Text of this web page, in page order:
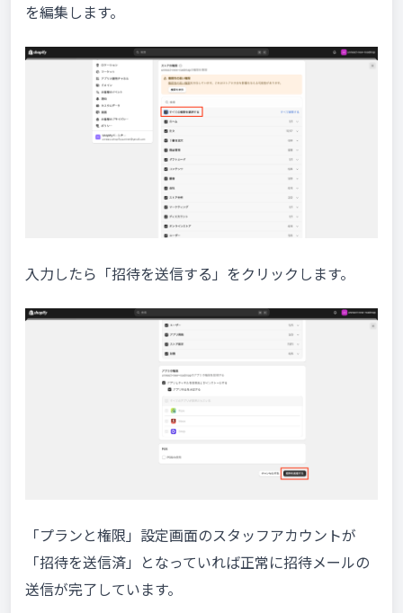
を編集します。
入力したら「招待を送信する」をクリックします。
「プランと権限」設定画面のスタッフアカウントが
「招待を送信済」となっていれば正常に招待メールの
送信が完了しています。